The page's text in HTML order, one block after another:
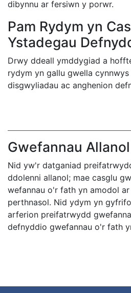
dibynnu ar fersiwn y porwr.
Pam Rydym yn
Ystadegau
Drwy ddeall ymddygiad a
rydym yn gallu gwella
disgwyliadau ac anghenion
Gwefannau Allanol
Nid yw'r datganiad
ddolenni allanol; mae casglu
wefannau o'r fath yn amodol
perthnasol. Nid ydym yn
arferion preifatrwydd
defnyddio gwefannau o'r fath